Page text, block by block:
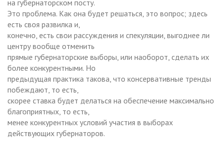
на губернаторском посту.
Это проблема. Как она будет решаться, это вопрос; здесь
есть своя развилка и,
конечно, есть свои рассуждения и спекуляции, выгоднее ли
центру вообще отменить
прямые губернаторские выборы, или наоборот, сделать их
более конкурентными. Но
предыдущая практика такова, что консервативные тренды
побеждают, то есть,
скорее ставка будет делаться на обеспечение максимально
благоприятных, то есть,
менее конкурентных условий участия в выборах
действующих губернаторов.